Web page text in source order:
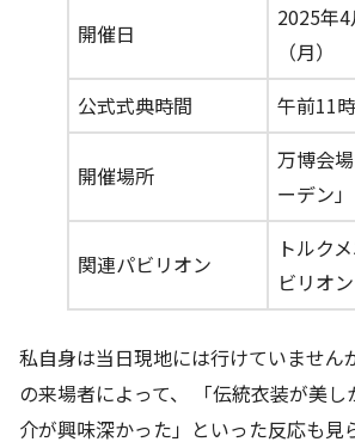
開催日
2025年
（月）
公式式典時間
午前11
開催場所
万博会
ーデン」
関連パビリオン
トルク
ビリオン
私自身は当日現地には行けていません
の来場者によって、 「伝統衣装が美
介が興味深かった」といった反応も見